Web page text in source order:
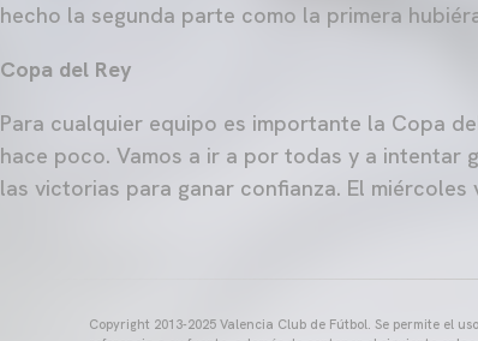
hecho la segunda parte como la primera
Copa del Rey
Para cualquier equipo es importante la Copa
hace poco. Vamos a ir a por todas y a intentar
las victorias para ganar confianza. El
Copyright 2013-2025 Valencia Club de Fútbol. Se permite el